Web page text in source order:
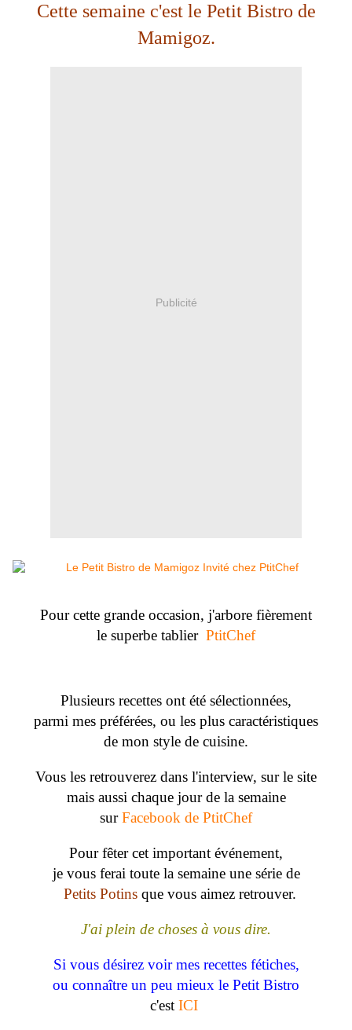
Cette semaine c'est le Petit Bistro de
Mamigoz.
Publicité
Pour cette grande occasion, j'arbore fièrement
le superbe tablier PtitChef
Plusieurs recettes ont été sélectionnées,
parmi mes préférées, ou les plus caractéristiques
de mon style de cuisine.
Vous les retrouverez dans l'interview, sur le site
mais aussi chaque jour de la semaine
surFacebook de PtitChef
Pour fêter cet important événement,
je vous ferai toute la semaine une série de
Petits Potins que vous aimez retrouver.
J'ai plein de choses à vous dire.
Si vous désirez voir mes recettes fétiches,
ou connaître un peu mieux le Petit Bistro
c'est ICI